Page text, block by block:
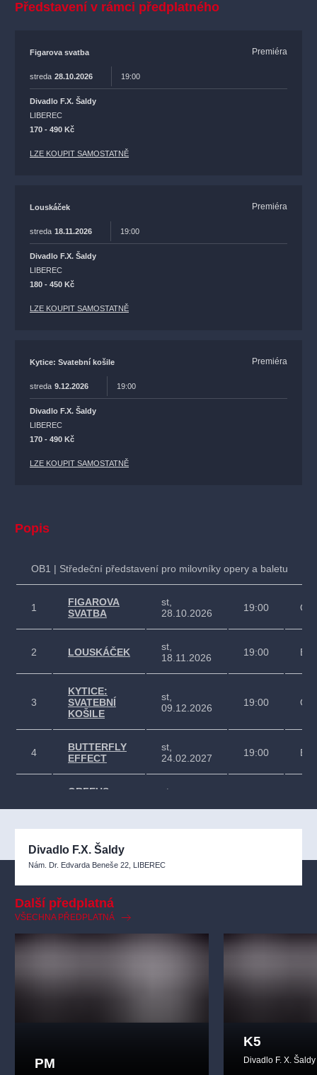
Představení v rámci předplatného
Figarova svatba Premiéra
streda 28.10.2026 19:00
Divadlo F.X. Šaldy
LIBEREC
170 - 490 Kč
LZE KOUPIT SAMOSTATNĚ
Louskáček Premiéra
streda 18.11.2026 19:00
Divadlo F.X. Šaldy
LIBEREC
180 - 450 Kč
LZE KOUPIT SAMOSTATNĚ
Kytice: Svatební košile Premiéra
streda 9.12.2026 19:00
Divadlo F.X. Šaldy
LIBEREC
170 - 490 Kč
LZE KOUPIT SAMOSTATNĚ
Popis
OB1 | Středeční představení pro milovníky opery a baletu
1
FIGAROVA
SVATBA
st,
28.10.2026
19:00
2 LOUSKÁČEK
st,
18.11.2026
19:00
3
KYTICE:
SVATEBNÍ
KOŠILE
st,
09.12.2026
19:00
4
BUTTERFLY
EFFECT
st,
24.02.2027
19:00
ORFEUS
st,
Divadlo F.X. Šaldy
Nám. Dr. Edvarda Beneše 22, LIBEREC
Další předplatná
VŠECHNA PŘEDPLATNÁ
PM
K5
Divadlo F. X.